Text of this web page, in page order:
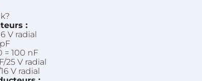
:
V radial
= 100 nF
25 V radial
V radial